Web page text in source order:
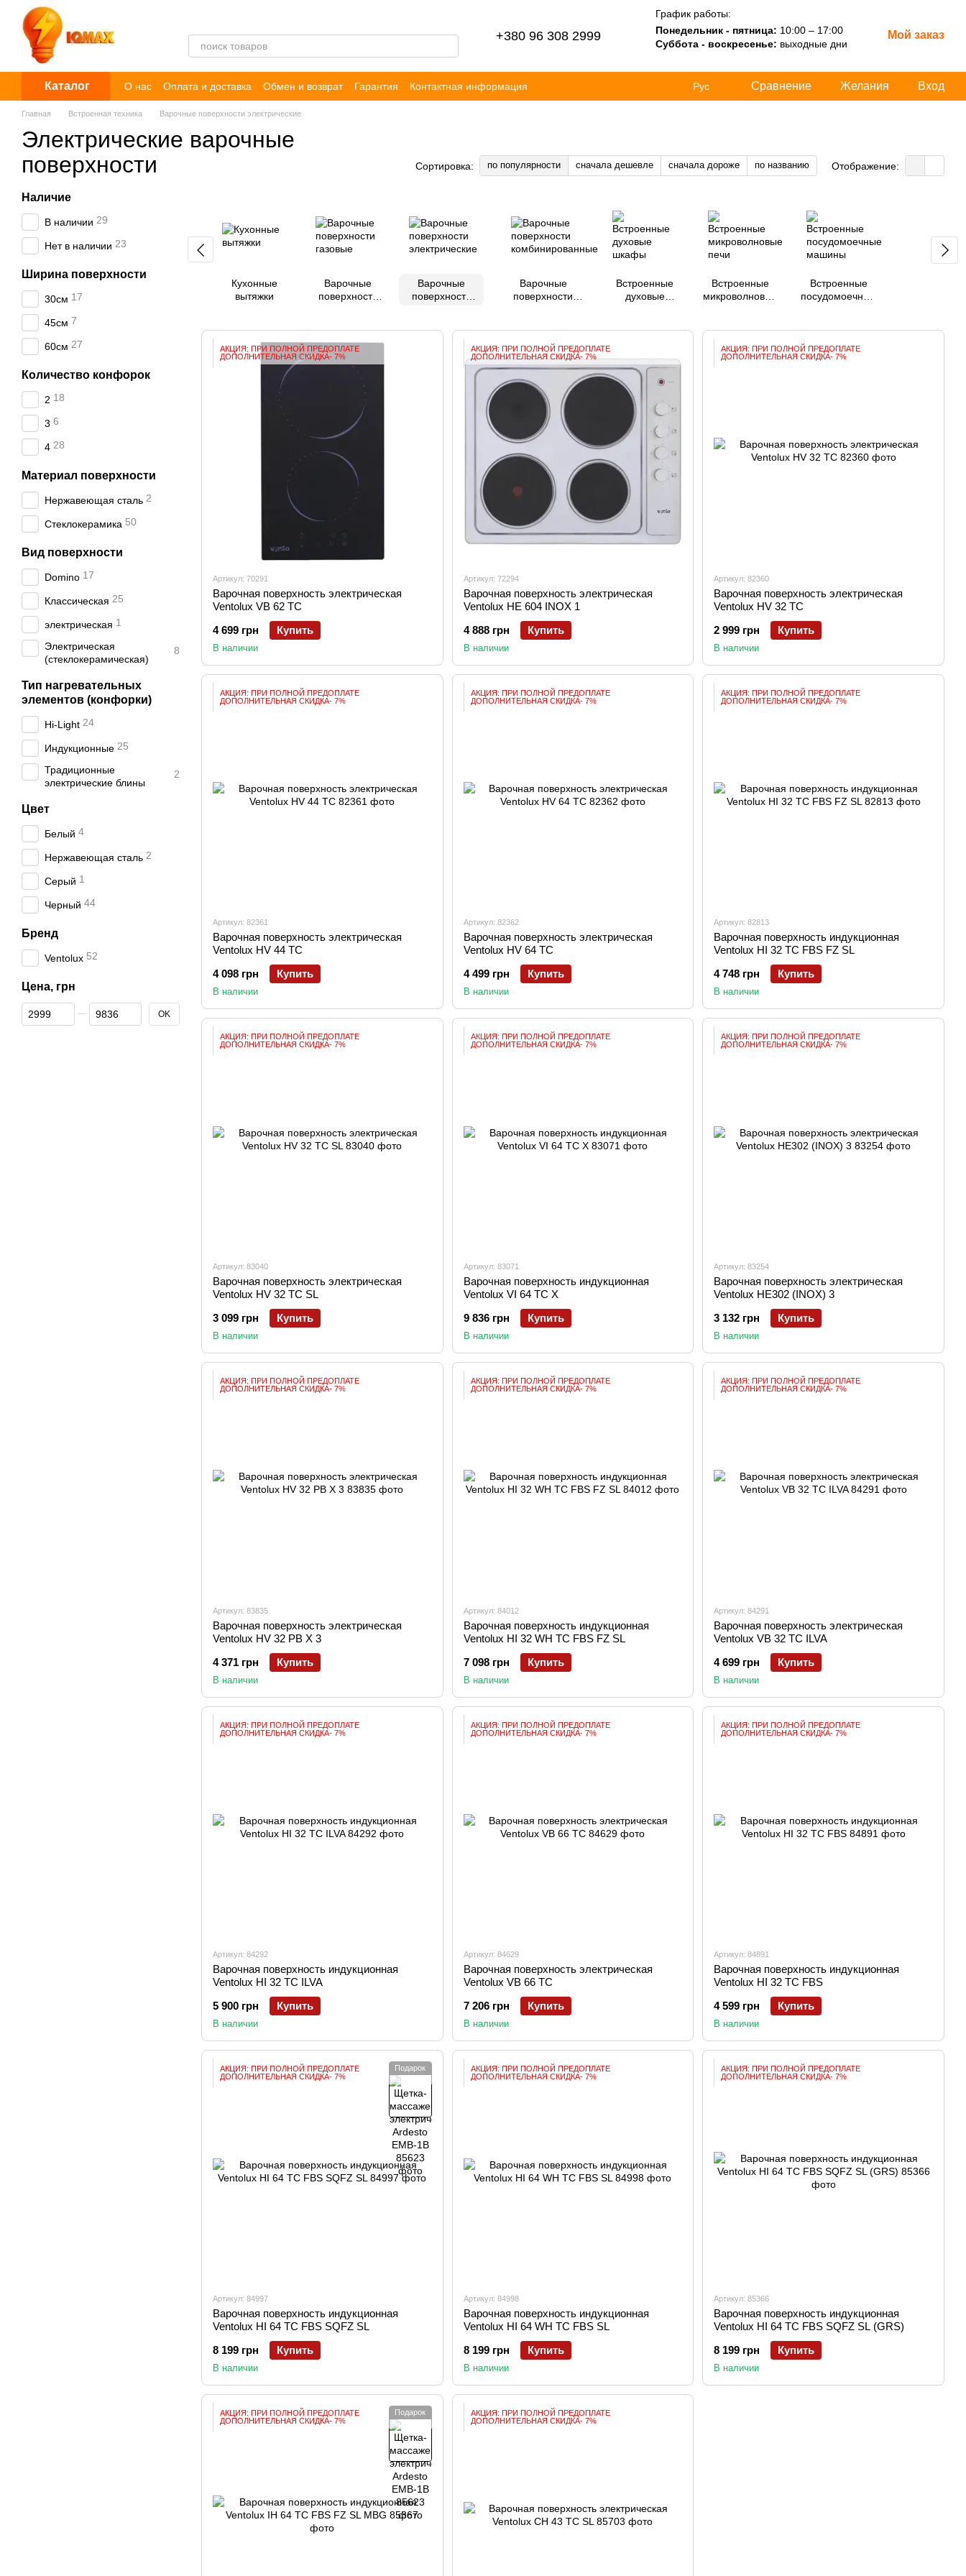
Перейти к основному контенту
+380 96 308 2999
График работы:
Понедельник - пятница: 10:00 – 17:00
Суббота - воскресенье: выходные дни
Мой заказ
Каталог О нас Оплата и доставка Обмен и возврат Гарантия
Контактная информация
Пользовательское соглашение
Договор публичной оферты Блог Отзывы
Рус Сравнение Желания Вход
Главная Встроенная техника Варочные поверхности электрические
Электрические варочные
поверхности
Сортировка: по популярности сначала дешевле сначала дороже по названию Отображение:
Кухонные
вытяжки
Варочные
поверхности
Варочные
поверхности
Варочные
поверхности
Встроенные
духовые
Встроенные
микроволновые
Встроенные
посудомоечные
АКЦИЯ: ПРИ ПОЛНОЙ ПРЕДОПЛАТЕ
ДОПОЛНИТЕЛЬНАЯ СКИДКА- 7%
Артикул: 70291
Варочная поверхность электрическая
Ventolux VB 62 TC
4 699 грн
Купить
В наличии
АКЦИЯ: ПРИ ПОЛНОЙ ПРЕДОПЛАТЕ
ДОПОЛНИТЕЛЬНАЯ СКИДКА- 7%
Артикул: 72294
Варочная поверхность электрическая
Ventolux HE 604 INOX 1
4 888 грн
Купить
В наличии
АКЦИЯ: ПРИ ПОЛНОЙ ПРЕДОПЛАТЕ
ДОПОЛНИТЕЛЬНАЯ СКИДКА- 7%
Артикул: 82360
Варочная поверхность электрическая
Ventolux HV 32 TC
2 999 грн
Купить
В наличии
АКЦИЯ: ПРИ ПОЛНОЙ ПРЕДОПЛАТЕ
ДОПОЛНИТЕЛЬНАЯ СКИДКА- 7%
Артикул: 82361
Варочная поверхность электрическая
Ventolux HV 44 TC
4 098 грн
Купить
В наличии
АКЦИЯ: ПРИ ПОЛНОЙ ПРЕДОПЛАТЕ
ДОПОЛНИТЕЛЬНАЯ СКИДКА- 7%
Артикул: 82362
Варочная поверхность электрическая
Ventolux HV 64 TC
4 499 грн
Купить
В наличии
АКЦИЯ: ПРИ ПОЛНОЙ ПРЕДОПЛАТЕ
ДОПОЛНИТЕЛЬНАЯ СКИДКА- 7%
Артикул: 82813
Варочная поверхность индукционная
Ventolux HI 32 TC FBS FZ SL
4 748 грн
Купить
В наличии
АКЦИЯ: ПРИ ПОЛНОЙ ПРЕДОПЛАТЕ
ДОПОЛНИТЕЛЬНАЯ СКИДКА- 7%
Артикул: 83040
Варочная поверхность электрическая
Ventolux HV 32 TC SL
3 099 грн
Купить
В наличии
АКЦИЯ: ПРИ ПОЛНОЙ ПРЕДОПЛАТЕ
ДОПОЛНИТЕЛЬНАЯ СКИДКА- 7%
Артикул: 83071
Варочная поверхность индукционная
Ventolux VI 64 TC X
9 836 грн
Купить
В наличии
АКЦИЯ: ПРИ ПОЛНОЙ ПРЕДОПЛАТЕ
ДОПОЛНИТЕЛЬНАЯ СКИДКА- 7%
Артикул: 83254
Варочная поверхность электрическая
Ventolux HE302 (INOX) 3
3 132 грн
Купить
В наличии
АКЦИЯ: ПРИ ПОЛНОЙ ПРЕДОПЛАТЕ
ДОПОЛНИТЕЛЬНАЯ СКИДКА- 7%
Артикул: 83835
Варочная поверхность электрическая
Ventolux HV 32 PB X 3
4 371 грн
Купить
В наличии
АКЦИЯ: ПРИ ПОЛНОЙ ПРЕДОПЛАТЕ
ДОПОЛНИТЕЛЬНАЯ СКИДКА- 7%
Артикул: 84012
Варочная поверхность индукционная
Ventolux HI 32 WH TC FBS FZ SL
7 098 грн
Купить
В наличии
АКЦИЯ: ПРИ ПОЛНОЙ ПРЕДОПЛАТЕ
ДОПОЛНИТЕЛЬНАЯ СКИДКА- 7%
Артикул: 84291
Варочная поверхность электрическая
Ventolux VB 32 TC ILVA
4 699 грн
Купить
В наличии
АКЦИЯ: ПРИ ПОЛНОЙ ПРЕДОПЛАТЕ
ДОПОЛНИТЕЛЬНАЯ СКИДКА- 7%
Артикул: 84292
Варочная поверхность индукционная
Ventolux HI 32 TC ILVA
5 900 грн
Купить
В наличии
АКЦИЯ: ПРИ ПОЛНОЙ ПРЕДОПЛАТЕ
ДОПОЛНИТЕЛЬНАЯ СКИДКА- 7%
Артикул: 84629
Варочная поверхность электрическая
Ventolux VB 66 TC
7 206 грн
Купить
В наличии
АКЦИЯ: ПРИ ПОЛНОЙ ПРЕДОПЛАТЕ
ДОПОЛНИТЕЛЬНАЯ СКИДКА- 7%
Артикул: 84891
Варочная поверхность индукционная
Ventolux HI 32 TC FBS
4 599 грн
Купить
В наличии
Подарок
АКЦИЯ: ПРИ ПОЛНОЙ ПРЕДОПЛАТЕ
ДОПОЛНИТЕЛЬНАЯ СКИДКА- 7%
Артикул: 84997
Варочная поверхность индукционная
Ventolux HI 64 TC FBS SQFZ SL
8 199 грн
Купить
В наличии
АКЦИЯ: ПРИ ПОЛНОЙ ПРЕДОПЛАТЕ
ДОПОЛНИТЕЛЬНАЯ СКИДКА- 7%
Артикул: 84998
Варочная поверхность индукционная
Ventolux HI 64 WH TC FBS SL
8 199 грн
Купить
В наличии
АКЦИЯ: ПРИ ПОЛНОЙ ПРЕДОПЛАТЕ
ДОПОЛНИТЕЛЬНАЯ СКИДКА- 7%
Артикул: 85366
Варочная поверхность индукционная
Ventolux HI 64 TC FBS SQFZ SL (GRS)
8 199 грн
Купить
В наличии
Подарок
АКЦИЯ: ПРИ ПОЛНОЙ ПРЕДОПЛАТЕ
ДОПОЛНИТЕЛЬНАЯ СКИДКА- 7%
АКЦИЯ: ПРИ ПОЛНОЙ ПРЕДОПЛАТЕ
ДОПОЛНИТЕЛЬНАЯ СКИДКА- 7%
Наличие
В наличии 29
Нет в наличии 23
Ширина поверхности
30см 17
45см 7
60см 27
Количество конфорок
2 18
3 6
4 28
Материал поверхности
Нержавеющая сталь 2
Стеклокерамика 50
Вид поверхности
Domino 17
Классическая 25
электрическая 1
Электрическая
(стеклокерамическая)
8
Тип нагревательных
элементов (конфорки)
Hi-Light 24
Индукционные 25
Традиционные
электрические блины
2
Цвет
Белый 4
Нержавеющая сталь 2
Серый 1
Черный 44
Бренд
Ventolux 52
Цена, грн
От Цена, грн
До Цена, грн OK